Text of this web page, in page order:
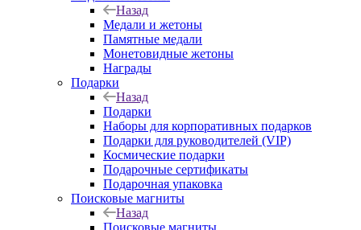
Назад
Медали и жетоны
Памятные медали
Монетовидные жетоны
Награды
Подарки
Назад
Подарки
Наборы для корпоративных подарков
Подарки для руководителей (VIP)
Космические подарки
Подарочные сертификаты
Подарочная упаковка
Поисковые магниты
Назад
Поисковые магниты